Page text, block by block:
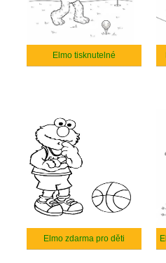
Elmo tisknutelné
Elmo zdarma pro děti